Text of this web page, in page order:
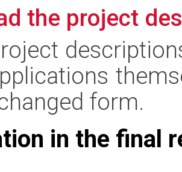
the project
form.
in the final